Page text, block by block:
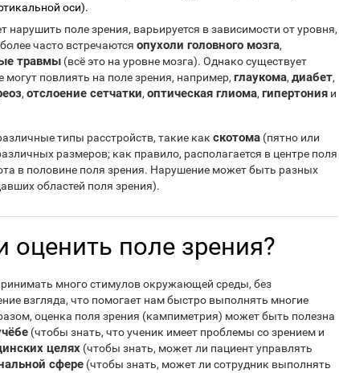
оси).
поле зрения, варьируется в зависимости от уровня,
часто встречаются опухоли головного мозга,
травмы (всё это на уровне мозга). Однако существует
повлиять на поле зрения, например, глаукома, диабет,
, отслоение сетчатки, оптическая глиома, гипертония и
типы расстройств, такие как скотома (пятно или
размеров; как правило, располагается в центре поля
в половине поля зрения. Нарушение может быть разных
областей поля зрения).
оценить поле зрения?
много стимулов окружающей среды, без
взгляда, что помогает нам быстро выполнять многие
оценка поля зрения (кампиметрия) может быть полезна
(чтобы знать, что ученик имеет проблемы со зрением и
целях (чтобы знать, может ли пациент управлять
сфере (чтобы знать, может ли сотрудник выполнять